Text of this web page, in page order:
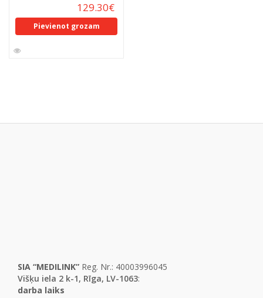
129.30€
Pievienot grozam
SIA “MEDILINK” Reg. Nr.: 40003996045
Višķu iela 2 k-1, Rīga, LV-1063:
darba laiks